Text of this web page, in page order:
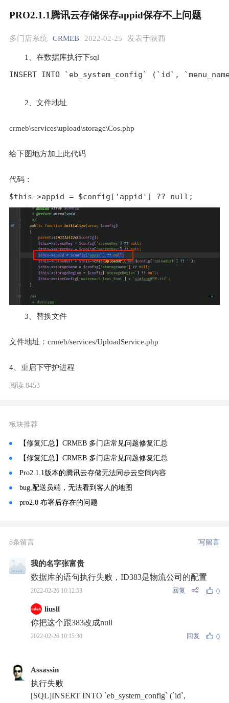
PRO2.1.1腾讯云存储保存appid保存不上问题
多门店系统 CRMEB 2022-02-25 发表于陕西
1、在数据库执行下sql
INSERT INTO `eb_system_config` (`id`,
2、文件地址
crmeb\services\upload\storage\Cos.php
给下图地方加上此代码
代码：
3、替换文件
文件地址：crmeb/services/UploadService.php
4、重启下守护进程
阅读 8453
板块推荐
【修复汇总】CRMEB 多门店常见问题修复汇总
【修复汇总】CRMEB 多门店常见问题修复汇总
Pro2.1.1版本的腾讯云存储无法同步云空间内容
bug,配送员端，无法看到客人的地图
pro2.0 布署后存在的问题
8条留言 写留言
我的名字张富贵
数据库的语句执行失败，ID383是物流公司的配置
2022-02-26 10:12:53 回复 0
liusll
你把这个跟383改成null
2022-02-26 10:15:30 回复 0
Assassin
执行失败
[SQL]INSERT INTO `eb_system_config` (`id`,